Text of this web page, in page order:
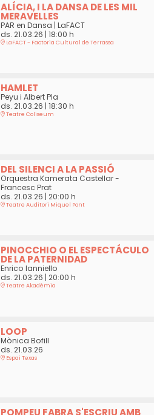
ALÍCIA, I LA DANSA DE LES MIL
MERAVELLES
PAR en Dansa | LaFACT
ds. 21.03.26 | 18:00 h
LaFACT - Factoria Cultural de Terrassa
HAMLET
Peyu i Albert Pla
ds. 21.03.26 | 18:30 h
Teatre Coliseum
DEL SILENCI A LA PASSIÓ
Orquestra Kamerata Castellar -
Francesc Prat
ds. 21.03.26 | 20:00 h
Teatre Auditori Miquel Pont
PINOCCHIO O EL ESPECTÁCULO
DE LA PATERNIDAD
Enrico Ianniello
ds. 21.03.26 | 20:00 h
Teatre Akadèmia
LOOP
Mònica Bofill
ds. 21.03.26
Espai Texas
POMPEU FABRA S'ESCRIU AMB